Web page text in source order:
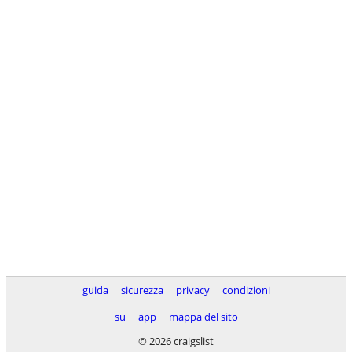
guida sicurezza privacy
condizioni
su
app
mappa del sito
© 2026 craigslist